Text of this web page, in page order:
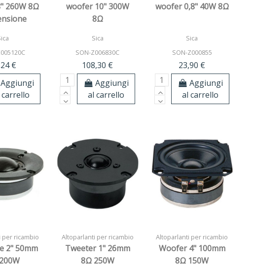
260W 8Ω
€
Aggiungi
carrello
woofer 10" 300W
8Ω
Sica
SON-Z006830C
108,30 €
Aggiungi
al carrello
woofer 0,8" 40W 8Ω
Sica
SON-Z000855
23,90 €
Aggiungi
al carrello
ricambio
2" 50mm
Altoparlanti per ricambio
Tweeter 1" 26mm
8Ω 250W
Altoparlanti per ricambio
Woofer 4" 100mm
8Ω 150W